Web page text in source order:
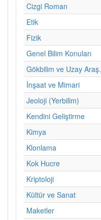
Cizgi Roman
Etik
Fizik
Genel Bilim Konuları
Gökbilim ve Uzay Araş.
İnşaat ve Mimari
Jeoloji (Yerbilim)
Kendini Geliştirme
Kimya
Klonlama
Kok Hucre
Kriptoloji
Kültür ve Sanat
Maketler